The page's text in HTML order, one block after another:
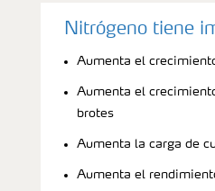
Nitrógeno tiene
Aumenta el
Aumenta el
brotes
Aumenta la carga de
Aumenta el